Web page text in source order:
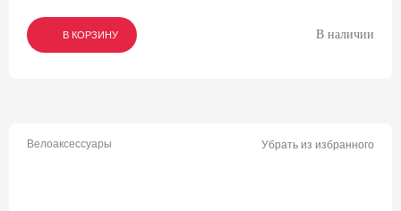
В КОРЗИНУ
В КОРЗИНУ
В КОРЗИНУ В наличии
Велоаксессуары Убрать из избранного